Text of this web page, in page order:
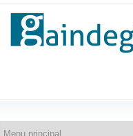
Euskalgeo